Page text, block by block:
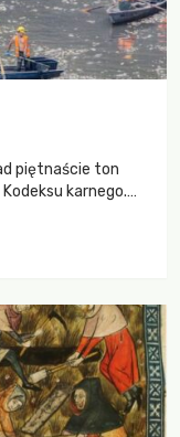
piętnaście ton
karnego.
rzeki.